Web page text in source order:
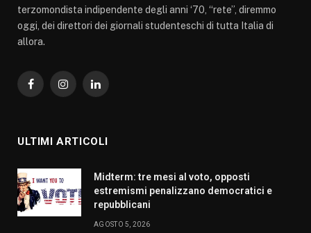
terzomondista indipendente degli anni ‘70, “rete”, diremmo
oggi, dei direttori dei giornali studenteschi di tutta Italia di
allora.
FacebookInstagramLinkedIn
ULTIMI ARTICOLI
Midterm: tre mesi al voto, opposti
estremismi penalizzano democratici e
repubblicani
AGOSTO 5, 2026